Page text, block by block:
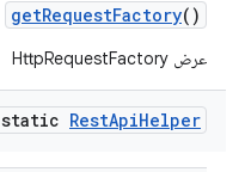
getRequestFactory()
عرض HttpRequestFactory
static RestApiHelper